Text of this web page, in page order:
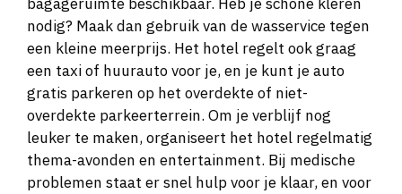
nodig? Maak dan gebruik van de wasservice tegen
een kleine meerprijs. Het hotel regelt ook graag
een taxi of huurauto voor je, en je kunt je auto
gratis parkeren op het overdekte of niet-
overdekte parkeerterrein. Om je verblijf nog
leuker te maken, organiseert het hotel regelmatig
thema-avonden en entertainment. Bij medische
problemen staat er snel hulp voor je klaar, en voor